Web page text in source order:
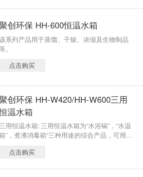
创环保 HH-600恒温水箱
系列产品用于蒸馏、干燥、浓缩及生物制品
。
点击购买
创环保 HH-W420/HH-W600三用
温水箱
三用恒温水箱: 三用恒温水箱为“水浴锅”，“水温
”，煮沸消毒箱“三种用途的综合产品，可用于
温培养，以及对器械进行煮沸消毒之用。
点击购买